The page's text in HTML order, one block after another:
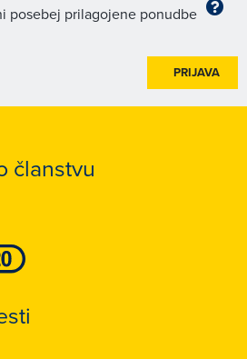
posebej prilagojene ponudbe
PRIJAVA
članstvu